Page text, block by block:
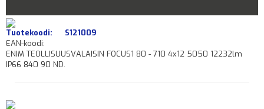
Tuotekoodi:
S121009
EAN-koodi:
ENIM TEOLLISUUSVALAISIN FOCUS1 80 - 710 4x12 5050 12232lm
IP66 840 90 ND.